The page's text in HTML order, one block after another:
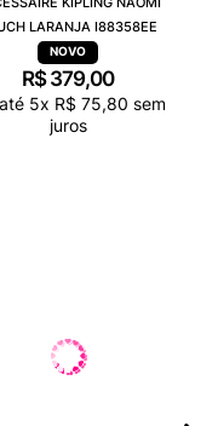
LARANJA I88358EE
R$ 379,00
5x R$ 75,80 sem
juros